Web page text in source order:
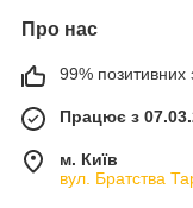
Про нас
99% позитивних
Працює з
м. Київ
вул. Братства